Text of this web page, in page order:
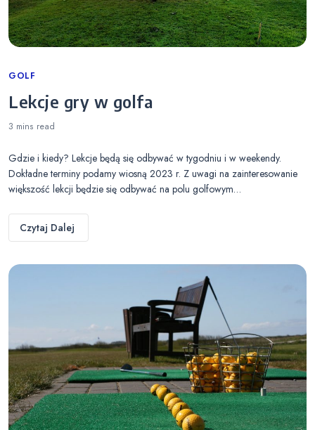
Categories
GOLF
Lekcje gry w golfa
3 mins read
Gdzie i kiedy? Lekcje będą się odbywać w tygodniu i w weekendy.
Dokładne terminy podamy wiosną 2023 r. Z uwagi na zainteresowanie
większość lekcji będzie się odbywać na polu golfowym…
Czytaj Dalej